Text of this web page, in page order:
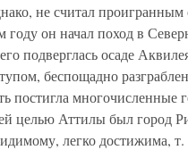
не считал проигранным
году он начал поход в
подверглась осаде
беспощадно
постигла многочисленные
целью Аттилы был город
легко достижима,